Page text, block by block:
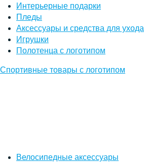
Интерьерные подарки
Пледы
Аксессуары и средства для ухода
Игрушки
Полотенца с логотипом
Спортивные товары с логотипом
Велосипедные аксессуары